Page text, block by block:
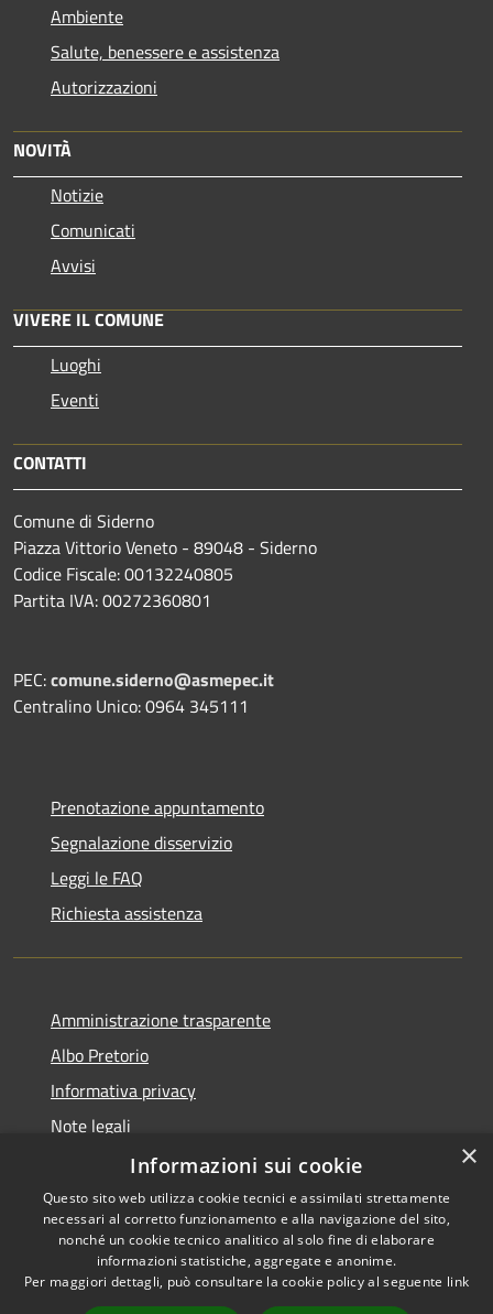
Ambiente
Salute, benessere e assistenza
Autorizzazioni
NOVITÀ
Notizie
Comunicati
Avvisi
VIVERE IL COMUNE
Luoghi
Eventi
CONTATTI
Comune di Siderno
Piazza Vittorio Veneto - 89048 - Siderno
Codice Fiscale: 00132240805
Partita IVA: 00272360801
PEC:comune.siderno@asmepec.it
Centralino Unico: 0964 345111
Prenotazione appuntamento
Segnalazione disservizio
Leggi le FAQ
Richiesta assistenza
Amministrazione trasparente
Albo Pretorio
Informativa privacy
Note legali
Dichiarazione di accessibilità
RSS
Accessibilità
Copyright © 2026 • Comune di
×
Informazioni sui cookie
Questo sito web utilizza cookie tecnici e assimilati strettamente
necessari al corretto funzionamento e alla navigazione del sito,
nonché un cookie tecnico analitico al solo fine di elaborare
informazioni statistiche, aggregate e anonime.
Per maggiori dettagli, può consultare la cookie policy al seguente link